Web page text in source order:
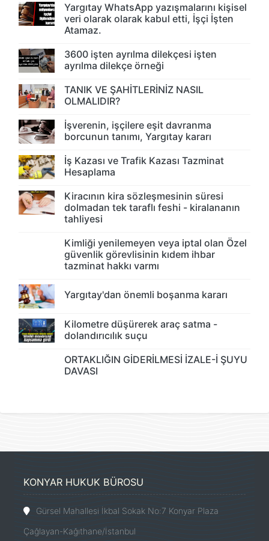
Yargıtay WhatsApp yazışmalarını kişisel
veri olarak olarak kabul etti, İşçi İşten
Atamaz.
3600 işten ayrılma dilekçesi işten
ayrılma dilekçe örneği
TANIK VE ŞAHİTLERİNİZ NASIL
OLMALIDIR?
İşverenin, işçilere eşit davranma
borcunun tanımı, Yargıtay kararı
İş Kazası ve Trafik Kazası Tazminat
Hesaplama
Kiracının kira sözleşmesinin süresi
dolmadan tek taraflı feshi - kiralananın
tahliyesi
Kimliği yenilemeyen veya iptal olan Özel
güvenlik görevlisinin kıdem ihbar
tazminat hakkı varmı
Yargıtay'dan önemli boşanma kararı
Kilometre düşürerek araç satma -
dolandırıcılık suçu
ORTAKLIĞIN GİDERİLMESİ İZALE-İ ŞUYU
DAVASI
KONYAR HUKUK BÜROSU
Gürsel Mahallesi İkbal Sokak No:7 Konyar Plaza
Çağlayan-Kağıthane/İstanbul